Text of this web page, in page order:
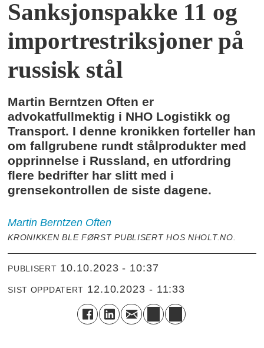
Sanksjonspakke 11 og
importrestriksjoner på
russisk stål
Martin Berntzen Often er
advokatfullmektig i NHO Logistikk og
Transport. I denne kronikken forteller han
om fallgrubene rundt stålprodukter med
opprinnelse i Russland, en utfordring
flere bedrifter har slitt med i
grensekontrollen de siste dagene.
Martin Berntzen Often
KRONIKKEN BLE FØRST PUBLISERT HOS NHOLT.NO.
PUBLISERT 10.10.2023 - 10:37
SIST OPPDATERT 12.10.2023 - 11:33